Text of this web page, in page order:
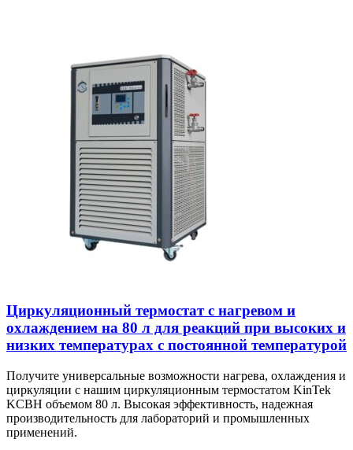
Циркуляционный термостат с нагревом и
охлаждением на 80 л для реакций при высоких и
низких температурах с постоянной температурой
Получите универсальные возможности нагрева, охлаждения и
циркуляции с нашим циркуляционным термостатом KinTek
KCBH объемом 80 л. Высокая эффективность, надежная
производительность для лабораторий и промышленных
применений.